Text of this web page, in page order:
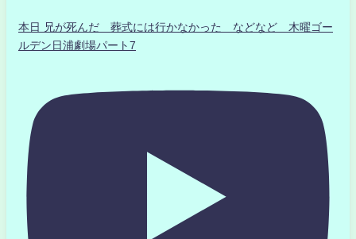
本日 兄が死んだ 葬式には行かなかった などなど 木曜ゴー
ルデン日浦劇場パート7